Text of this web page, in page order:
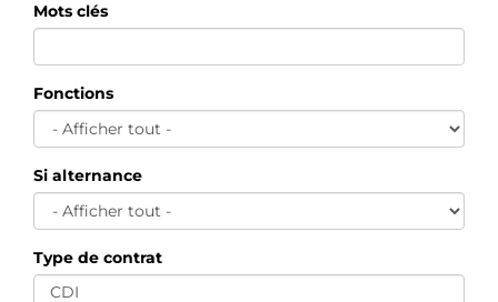
Mots clés
Fonctions
Si alternance
Type de contrat